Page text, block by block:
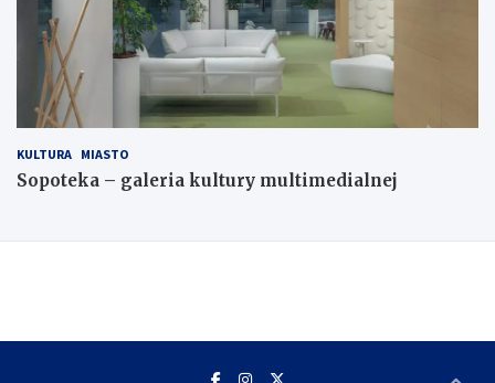
KULTURA MIASTO
Sopoteka – galeria kultury multimedialnej